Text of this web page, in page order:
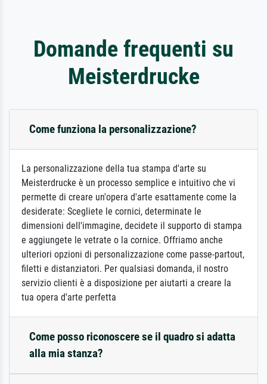
Domande frequenti su
Meisterdrucke
Come funziona la personalizzazione?
La personalizzazione della tua stampa d'arte su
Meisterdrucke è un processo semplice e intuitivo che vi
permette di creare un'opera d'arte esattamente come la
desiderate: Scegliete le cornici, determinate le
dimensioni dell'immagine, decidete il supporto di stampa
e aggiungete le vetrate o la cornice. Offriamo anche
ulteriori opzioni di personalizzazione come passe-partout,
filetti e distanziatori. Per qualsiasi domanda, il nostro
servizio clienti è a disposizione per aiutarti a creare la
tua opera d'arte perfetta
Come posso riconoscere se il quadro si adatta
alla mia stanza?